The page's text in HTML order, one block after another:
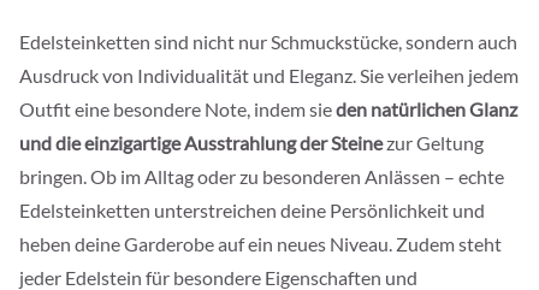
Edelsteinketten sind nicht nur Schmuckstücke, sondern auch
Ausdruck von Individualität und Eleganz. Sie verleihen jedem
Outfit eine besondere Note, indem sieden natürlichen Glanz
und die einzigartige Ausstrahlung der Steinezur Geltung
bringen. Ob im Alltag oder zu besonderen Anlässen – echte
Edelsteinketten unterstreichen deine Persönlichkeit und
heben deine Garderobe auf ein neues Niveau. Zudem steht
jeder Edelstein für besondere Eigenschaften und